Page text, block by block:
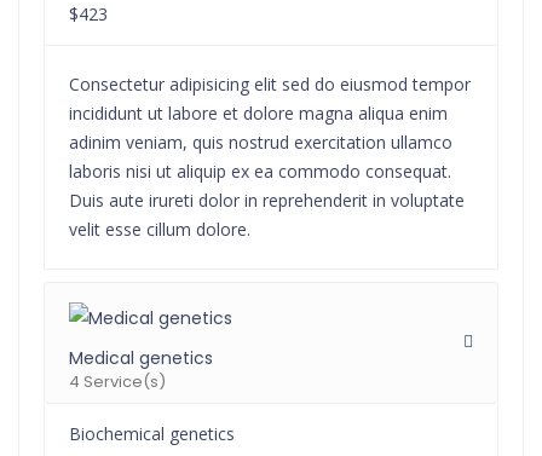
$423
Consectetur adipisicing elit sed do eiusmod tempor
incididunt ut labore et dolore magna aliqua enim
adinim veniam, quis nostrud exercitation ullamco
laboris nisi ut aliquip ex ea commodo consequat.
Duis aute irureti dolor in reprehenderit in voluptate
velit esse cillum dolore.
Medical genetics
4 Service(s)
Biochemical genetics